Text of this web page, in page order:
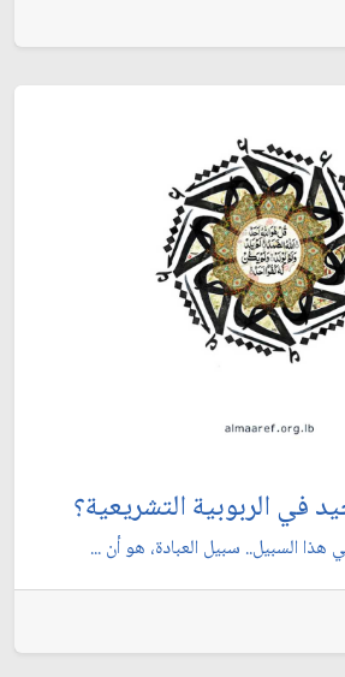
في الربوبية التشريعية؟
السبيل.. سبيل العبادة، هو أن ...